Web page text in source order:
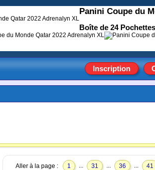
Inscription
Aller à la page : 1 ... 31 ... 36 ... 41
Panini Coupe du
Boîte de 24